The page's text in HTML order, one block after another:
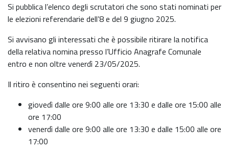
Si pubblica l’elenco degli scrutatori che sono stati nominati per
le elezioni referendarie dell’8 e del 9 giugno 2025.
Si avvisano gli interessati che è possibile ritirare la notifica
della relativa nomina presso l’Ufficio Anagrafe Comunale
entro e non oltre venerdì 23/05/2025.
Il ritiro è consentino nei seguenti orari:
giovedì dalle ore 9:00 alle ore 13:30 e dalle ore 15:00 alle
ore 17:00
venerdì dalle ore 9:00 alle ore 13:30 e dalle 15:00 alle ore
17:00